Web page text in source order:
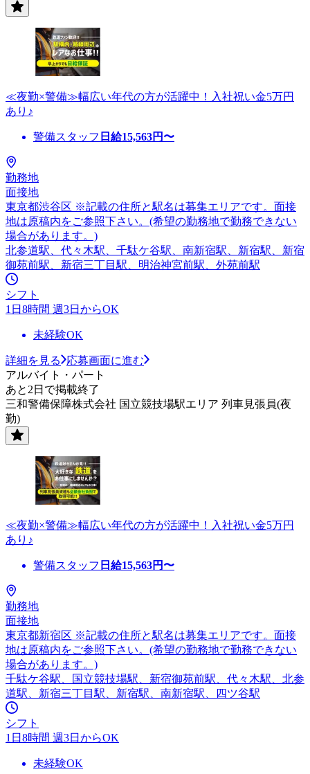
≪夜勤×警備≫幅広い年代の方が活躍中！入社祝い金5万円
あり♪
警備スタッフ 日給15,563円〜
勤務地
面接地
東京都渋谷区 ※記載の住所と駅名は募集エリアです。面接
地は原稿内をご参照下さい。(希望の勤務地で勤務できない
場合があります。)
北参道駅、代々木駅、千駄ケ谷駅、南新宿駅、新宿駅、新宿
御苑前駅、新宿三丁目駅、明治神宮前駅、外苑前駅
シフト
1日8時間 週3日からOK
未経験OK
詳細を見る
応募画面に進む
アルバイト・パート
あと2日で掲載終了
三和警備保障株式会社 国立競技場駅エリア 列車見張員(夜
勤)
≪夜勤×警備≫幅広い年代の方が活躍中！入社祝い金5万円
あり♪
警備スタッフ 日給15,563円〜
勤務地
面接地
東京都新宿区 ※記載の住所と駅名は募集エリアです。面接
地は原稿内をご参照下さい。(希望の勤務地で勤務できない
場合があります。)
千駄ケ谷駅、国立競技場駅、新宿御苑前駅、代々木駅、北参
道駅、新宿三丁目駅、新宿駅、南新宿駅、四ツ谷駅
シフト
1日8時間 週3日からOK
未経験OK